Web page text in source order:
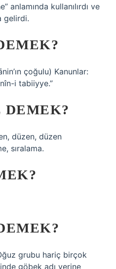
anlamında kullanılırdı ve
gelirdi.
i tabiiyye.”
DEMEK?
düzen, düzen
sıralama.
grubu hariç birçok
göbek adı yerine